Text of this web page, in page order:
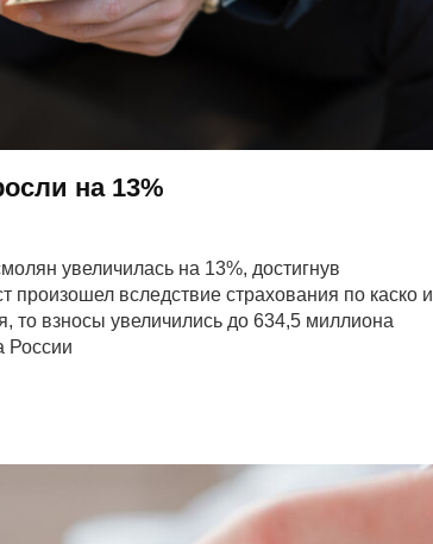
на 13%
увеличилась на 13%, достигнув
произошел вследствие страхования по каско и
то взносы увеличились до 634,5 миллиона
России